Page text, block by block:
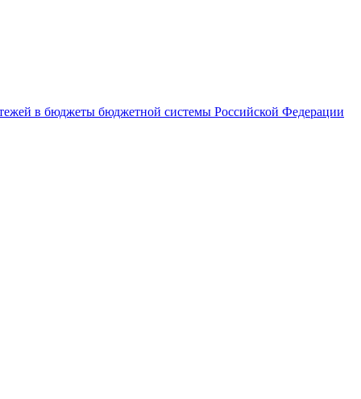
в бюджеты бюджетной системы Российской Федерации